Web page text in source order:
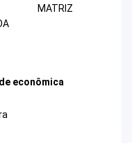
MATRIZ
econômica